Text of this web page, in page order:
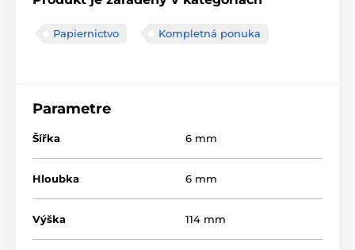
Papiernictvo Kompletná ponuka
Parametre
Šířka 6 mm
Hloubka 6 mm
Výška 114 mm